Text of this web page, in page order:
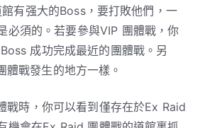
有强大的Boss，要打敗他們，一
必須的。若要參與VIP 團體戰，你
成功完成最近的團體戰。另
體戰發生的地方一樣。
戰時，你可以看到僅存在於Ex Raid